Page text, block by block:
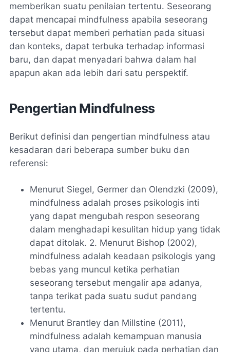
memberikan suatu penilaian tertentu. Seseorang
dapat mencapai mindfulness apabila seseorang
tersebut dapat memberi perhatian pada situasi
dan konteks, dapat terbuka terhadap informasi
baru, dan dapat menyadari bahwa dalam hal
apapun akan ada lebih dari satu perspektif.
Pengertian Mindfulness
Berikut definisi dan pengertian mindfulness atau
kesadaran dari beberapa sumber buku dan
referensi:
Menurut Siegel, Germer dan Olendzki (2009),
mindfulness adalah proses psikologis inti
yang dapat mengubah respon seseorang
dalam menghadapi kesulitan hidup yang tidak
dapat ditolak. 2. Menurut Bishop (2002),
mindfulness adalah keadaan psikologis yang
bebas yang muncul ketika perhatian
seseorang tersebut mengalir apa adanya,
tanpa terikat pada suatu sudut pandang
tertentu.
Menurut Brantley dan Millstine (2011),
mindfulness adalah kemampuan manusia
yang utama, dan merujuk pada perhatian dan